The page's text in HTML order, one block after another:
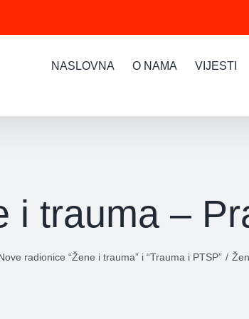
NASLOVNA O NAMA VIJESTI
i trauma –
radionice “Žene i trauma” i “Trauma i PTSP”